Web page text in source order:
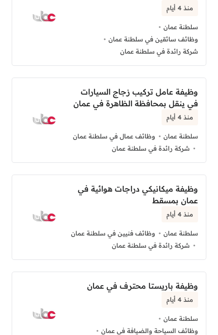
منذ 4 أيام
سلطنة عمان
وظائف سائقين في سلطنة عمان
شركة رائدة في سلطنة عمان
وظيفة عامل تركيب زجاج السيارات
في ينقل بمحافظة الظاهرة في عمان
منذ 4 أيام
سلطنة عمان
وظائف عمال في سلطنة عمان
شركة رائدة في سلطنة عمان
وظيفة ميكانيكي دراجات هوائية في
عمان بمسقط
منذ 4 أيام
سلطنة عمان
وظائف فنيين في سلطنة عمان
شركة رائدة في سلطنة عمان
وظيفة باريستا محترف في عمان
منذ 4 أيام
سلطنة عمان
وظائف السياحة والضيافة في عمان